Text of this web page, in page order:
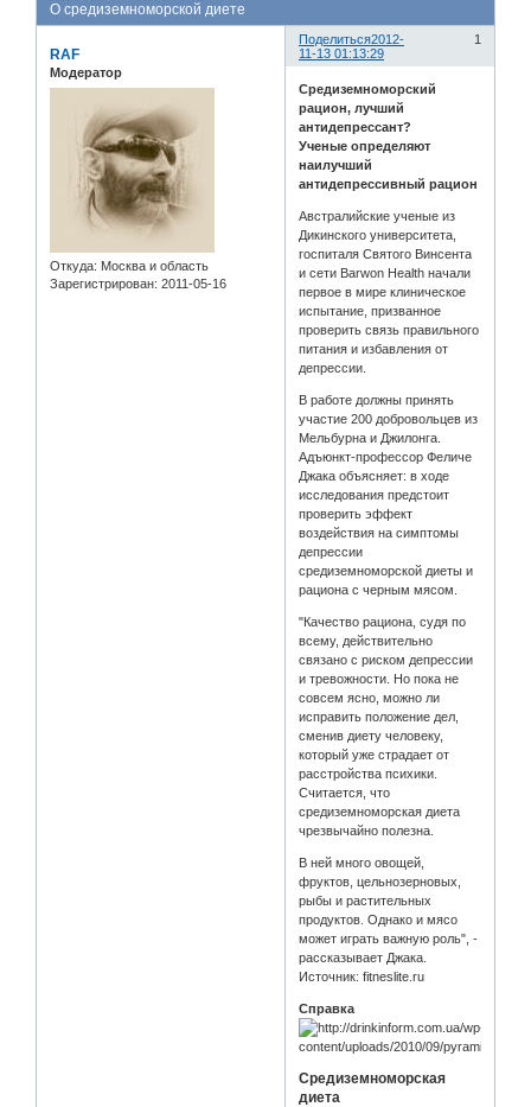
О средиземноморской диете
Поделиться 1
2012-
11-13 01:13:29
RAF
Модератор
Откуда: Москва и область
Зарегистрирован: 2011-05-16
Средиземноморский
рацион, лучший
антидепрессант?
Ученые определяют
наилучший
антидепрессивный рацион
Австралийские ученые из
Дикинского университета,
госпиталя Святого Винсента
и сети Barwon Health начали
первое в мире клиническое
испытание, призванное
проверить связь правильного
питания и избавления от
депрессии.
В работе должны принять
участие 200 добровольцев из
Мельбурна и Джилонга.
Адъюнкт-профессор Феличе
Джака объясняет: в ходе
исследования предстоит
проверить эффект
воздействия на симптомы
депрессии
средиземноморской диеты и
рациона с черным мясом.
"Качество рациона, судя по
всему, действительно
связано с риском депрессии
и тревожности. Но пока не
совсем ясно, можно ли
исправить положение дел,
сменив диету человеку,
который уже страдает от
расстройства психики.
Считается, что
средиземноморская диета
чрезвычайно полезна.
В ней много овощей,
фруктов, цельнозерновых,
рыбы и растительных
продуктов. Однако и мясо
может играть важную роль", -
рассказывает Джака.
Источник: fitneslite.ru
Справка
Средиземноморская
диета